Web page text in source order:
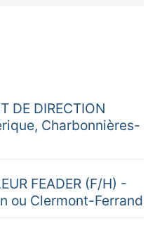
DE DIRECTION
Charbonnières-
FEADER (F/H) -
ou Clermont-Ferrand